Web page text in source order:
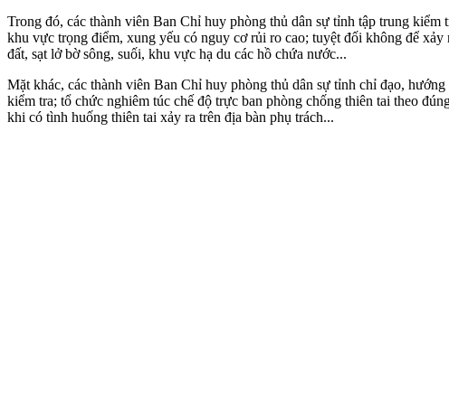
Trong đó, các thành viên Ban Chỉ huy phòng thủ dân sự tỉnh tập trung
khu vực trọng điểm, xung yếu có nguy cơ rủi ro cao; tuyệt đối không để
đất, sạt lở bờ sông, suối, khu vực hạ du các hồ chứa nước...
Mặt khác, các thành viên Ban Chỉ huy phòng thủ dân sự tỉnh chỉ đạo,
kiểm tra; tổ chức nghiêm túc chế độ trực ban phòng chống thiên tai theo
khi có tình huống thiên tai xảy ra trên địa bàn phụ trách...